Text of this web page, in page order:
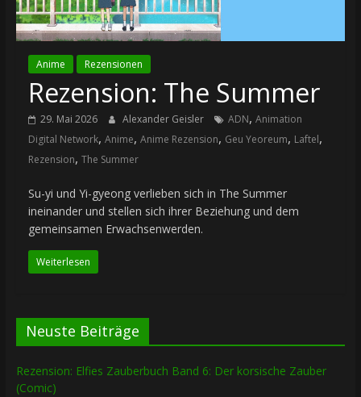
Anime Rezensionen
Rezension: The Summer
29. Mai 2026 Alexander Geisler ADN, Animation
Digital Network, Anime, Anime Rezension, Geu Yeoreum, Laftel,
Rezension, The Summer
Su-yi und Yi-gyeong verlieben sich in The Summer
ineinander und stellen sich ihrer Beziehung und dem
gemeinsamen Erwachsenwerden.
Weiterlesen
Neuste Beiträge
Rezension: Elfies Zauberbuch Band 6: Der korsische Zauber
(Comic)